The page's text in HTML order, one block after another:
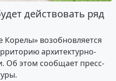
действовать ряд
возобновляется
архитектурно-
Об этом сообщает пресс-